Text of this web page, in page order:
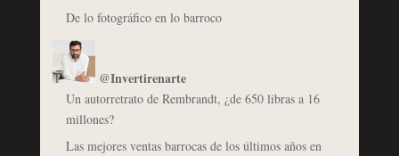
De lo fotográfico en lo barroco
@Invertirenarte
Un autorretrato de Rembrandt, ¿de 650 libras a 16
millones?
Las mejores ventas barrocas de los últimos años en